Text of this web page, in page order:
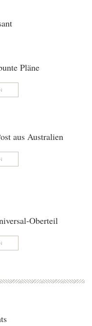
Pläne
aus Australien
Oberteil